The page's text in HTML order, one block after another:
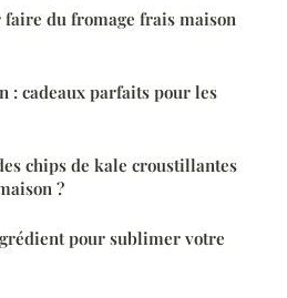
faire du fromage frais maison
: cadeaux parfaits pour les
chips de kale croustillantes
?
pour sublimer votre